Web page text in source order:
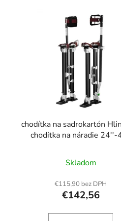
chodítka na sadrokartón
chodítka na náradie 24''-
Skladom
€115,90 bez DPH
€142,56